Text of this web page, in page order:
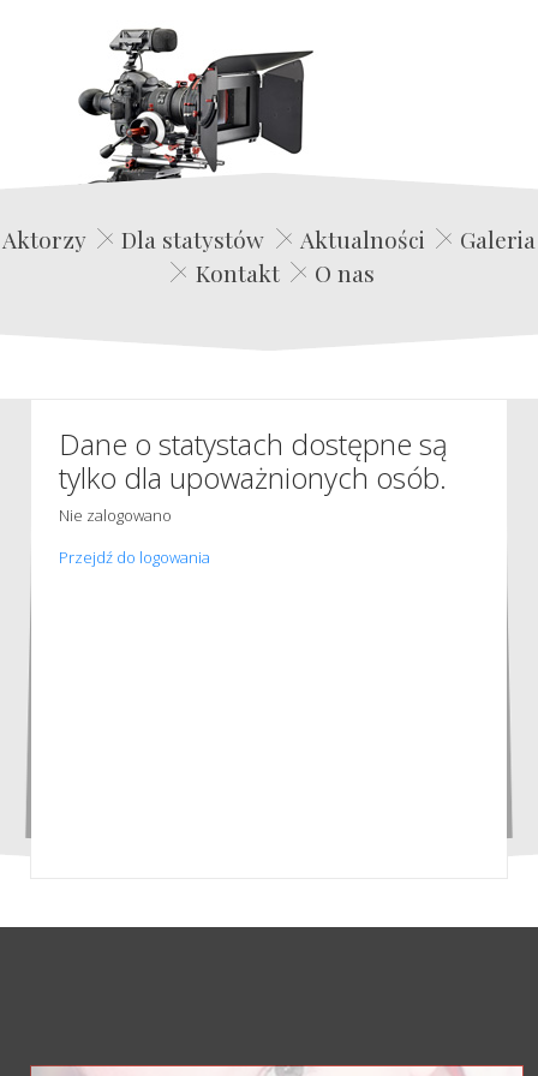
Edwin Film Agencja Aktorska
Aktorzy Dla statystów Aktualności
Galeria
Kontakt
O nas
Dane o statystach dostępne są
tylko dla upoważnionych osób.
Nie zalogowano
Przejdź do logowania